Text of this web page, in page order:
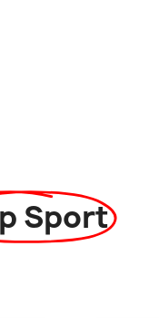
Sport